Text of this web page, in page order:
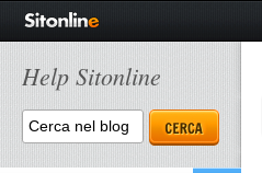
Help Sitonline